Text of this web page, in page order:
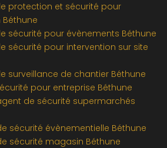
protection et sécurité pour
sécurité pour évènements Béthune
sécurité pour intervention sur site
surveillance de chantier Béthune
pour entreprise Béthune
de sécurité supermarchés
sécurité évènementielle Béthune
sécurité magasin Béthune